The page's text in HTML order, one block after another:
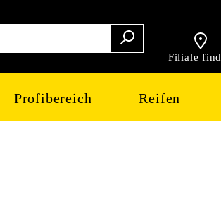
Filiale
Profibereich Reifen